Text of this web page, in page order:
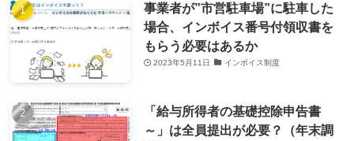
事業者が”市営駐車場”に駐車した
場合、インボイス番号付領収書を
もらう必要はあるか
2023年5月11日 インボイス制度
「給与所得者の基礎控除申告書
～」は全員提出が必要？（年末調